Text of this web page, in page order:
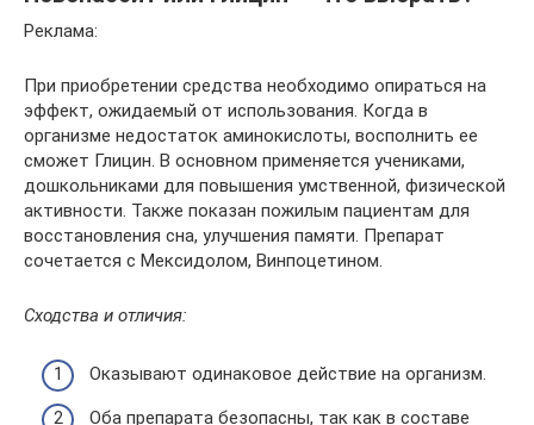
Реклама:
При приобретении средства необходимо опираться на
эффект, ожидаемый от использования. Когда в
организме недостаток аминокислоты, восполнить ее
сможет Глицин. В основном применяется учениками,
дошкольниками для повышения умственной, физической
активности. Также показан пожилым пациентам для
восстановления сна, улучшения памяти. Препарат
сочетается с Мексидолом, Винпоцетином.
Сходства и отличия:
Оказывают одинаковое действие на организм.
Оба препарата безопасны, так как в составе